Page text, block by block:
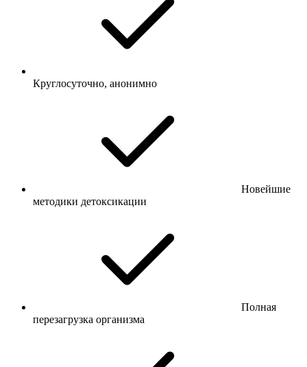
Круглосуточно, анонимно
Новейшие
методики детоксикации
Полная
перезагрузка организма